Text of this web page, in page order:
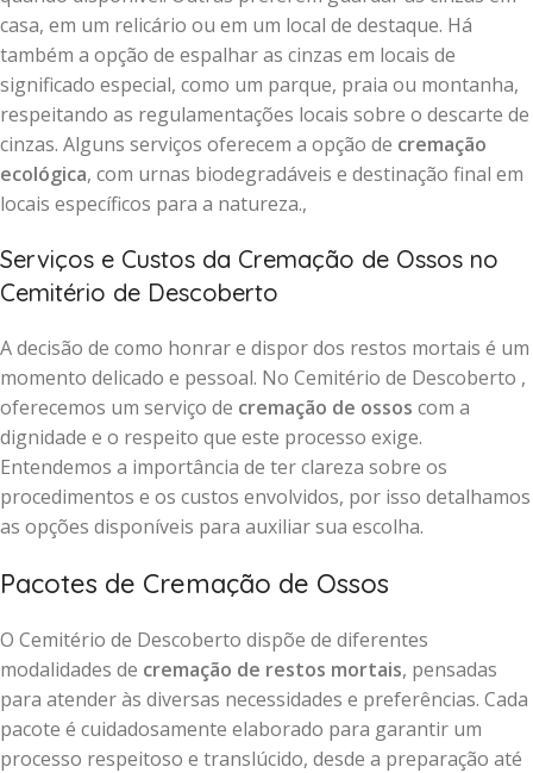
casa, em um relicário ou em um local de destaque. Há
também a opção de espalhar as cinzas em locais de
significado especial, como um parque, praia ou montanha,
respeitando as regulamentações locais sobre o descarte de
cinzas. Alguns serviços oferecem a opção de cremação
ecológica, com urnas biodegradáveis e destinação final em
locais específicos para a natureza.,
Serviços e Custos da Cremação de Ossos no
Cemitério de Descoberto
A decisão de como honrar e dispor dos restos mortais é um
momento delicado e pessoal. No Cemitério de Descoberto ,
oferecemos um serviço de cremação de ossos com a
dignidade e o respeito que este processo exige.
Entendemos a importância de ter clareza sobre os
procedimentos e os custos envolvidos, por isso detalhamos
as opções disponíveis para auxiliar sua escolha.
Pacotes de Cremação de Ossos
O Cemitério de Descoberto dispõe de diferentes
modalidades de cremação de restos mortais, pensadas
para atender às diversas necessidades e preferências. Cada
pacote é cuidadosamente elaborado para garantir um
processo respeitoso e translúcido, desde a preparação até